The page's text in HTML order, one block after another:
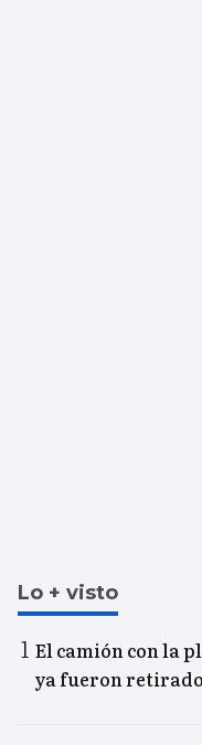
Lo + visto
El camión con la
ya fueron